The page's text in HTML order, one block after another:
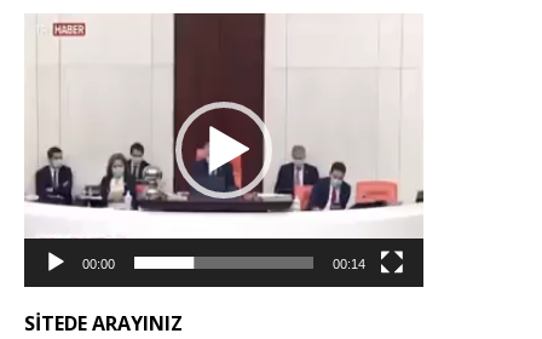
Video
00:00 00:14
SİTEDE ARAYINIZ